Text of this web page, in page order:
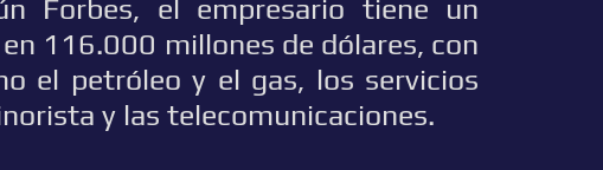
Forbes, el empresario tiene un
116.000 millones de dólares, con
el petróleo y el gas, los servicios
y las telecomunicaciones.